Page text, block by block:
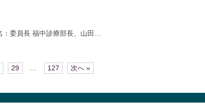
：委員長 福中診療部長、山田…
29 127 次へ »